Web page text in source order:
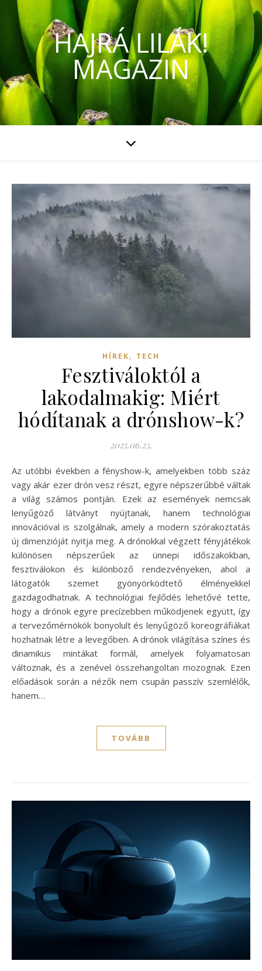
HAJRÁ LILÁK!
MAGAZIN
HÍREK, TECH
Fesztiváloktól a
lakodalmakig: Miért
hódítanak a drónshow-k?
2025.06.23.
Az utóbbi években a fényshow-k, amelyekben több száz
vagy akár ezer drón vesz részt, egyre népszerűbbé váltak
a világ számos pontján. Ezek az események nemcsak
lenyűgöző látványt nyújtanak, hanem technológiai
innovációval is szolgálnak, amely a modern szórakoztatás
új dimenzióját nyitja meg. A drónokkal végzett fényjátékok
különösen népszerűek az ünnepi időszakokban,
fesztiválokon és különböző rendezvényeken, ahol a
látogatók szemet gyönyörködtető élményekkel
gazdagodhatnak. A technológiai fejlődés lehetővé tette,
hogy a drónok egyre precízebben működjenek együtt, így
a tervezőmérnökök bonyolult és lenyűgöző koreográfiákat
hozhatnak létre a levegőben. A drónok világítása színes és
dinamikus mintákat formál, amelyek folyamatosan
változnak, és a zenével összehangoltan mozognak. Ezen
előadások során a nézők nem csupán passzív szemlélők,
hanem…
TOVÁBB